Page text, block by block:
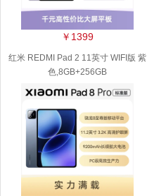
￥1399
红米 REDMI Pad 2 11英寸 WIFI版 紫
色,8GB+256GB